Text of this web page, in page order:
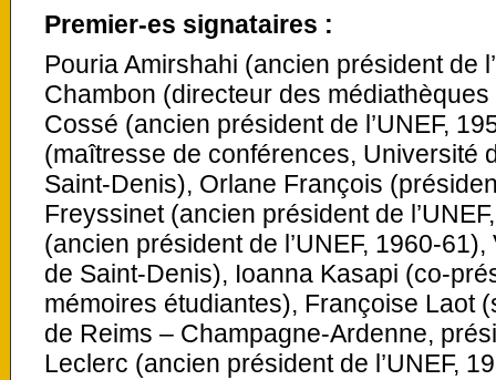
Premier-es signataires :
Pouria Amirshahi (ancien président de
Chambon (directeur des
Cossé (ancien président de l’UNEF,
(maîtresse de conférences, Université
Saint-Denis), Orlane François
Freyssinet (ancien président de
(ancien président de l’UNEF, 1960-
de Saint-Denis), Ioanna Kasapi (co-
mémoires étudiantes), Françoise Laot
de Reims – Champagne-Ardenne,
Leclerc (ancien président de l’UNEF,